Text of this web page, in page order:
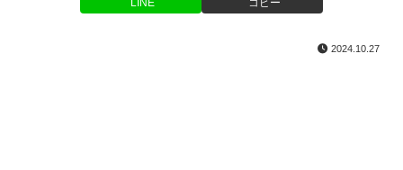
LINE コピー
2024.10.27